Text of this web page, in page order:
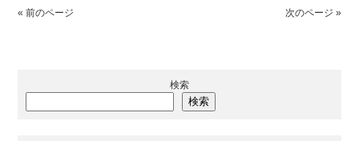
« 前のページ 次のページ »
検索
検索